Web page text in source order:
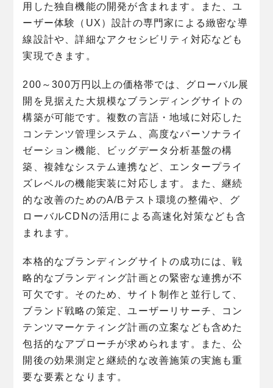
用した独自機能の開発が含まれます。また、ユ
ーザー体験（UX）設計の専門家による緻密な導
線設計や、詳細なアクセシビリティ対応なども
実現できます。
200～300万円以上の価格帯では、グローバル展
開を見据えた大規模なブランディングサイトの
構築が可能です。複数の言語・地域に対応した
コンテンツ管理システム、高度なパーソナライ
ゼーション機能、ビッグデータ分析基盤の構
築、複雑なシステム連携など、エンタープライ
ズレベルの機能実装に対応します。また、継続
的な改善のためのA/Bテスト環境の整備や、グ
ローバルCDNの活用による高速化対策なども含
まれます。
本格的なブランディングサイトの成功には、戦
略的なブランディング計画との緊密な連携が不
可欠です。そのため、サイト制作と並行して、
ブランド戦略の策定、ユーザーリサーチ、コン
テンツマーケティング計画の立案なども含めた
包括的なアプローチが求められます。また、公
開後の効果測定と継続的な改善施策の実施も重
要な要素となります。